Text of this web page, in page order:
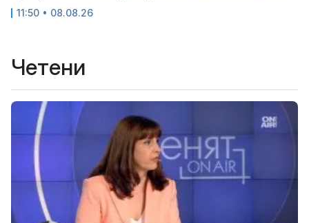
11:50 • 08.08.26
Четени